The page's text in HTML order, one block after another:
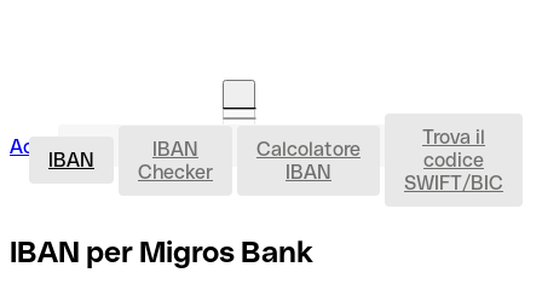
Accedi Avvia la procedura IBAN
IBAN
IBAN
Checker
Calcolatore
IBAN
Trova il
codice
SWIFT/BIC
IBAN per Migros Bank